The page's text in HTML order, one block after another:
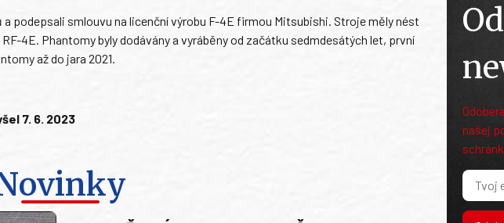
podepsali smlouvu na licenční výrobu F-4E firmou Mitsubishi. Stroje měly nést
4E. Phantomy byly dodávány a vyráběny od začátku sedmdesátých let, první
až do jara 2021.
7. 6. 2023
našej